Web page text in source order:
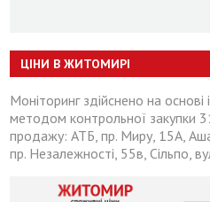
ЦІНИ В ЖИТОМИРІ
Моніторинг здійснено на основі
методом контрольної закупки
продажу: АТБ, пр. Миру, 15А,
пр. Незалежності, 55в, Сільпо,